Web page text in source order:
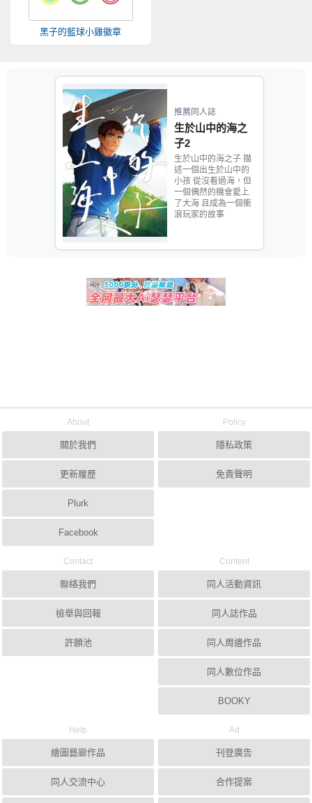
黑子的藍球小雞徽章
推薦同人誌
生於山中的海之
子2
生於山中的海之子 描
述一個出生於山中的
小孩 從沒看過海，但
一個偶然的機會愛上
了大海 且成為一個衝
浪玩家的故事
About
關於我們
更新履歷
Plurk
Facebook
Policy
隱私政策
免責聲明
Contact
聯絡我們
檢舉與回報
許願池
Content
同人活動資訊
同人誌作品
同人周邊作品
同人數位作品
BOOKY
Help
繪圖藝廊作品
同人交流中心
Ad
刊登廣告
合作提案